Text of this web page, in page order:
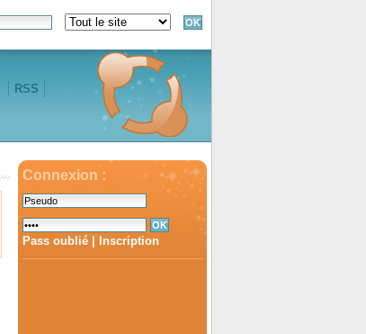
RSS
Connexion :
Pass oublié Inscription